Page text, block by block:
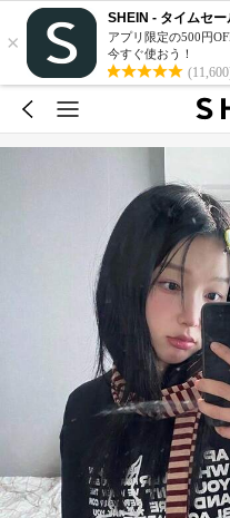
×
SHEIN - タイムセー
アプリ限定の500円
今すぐ使おう！